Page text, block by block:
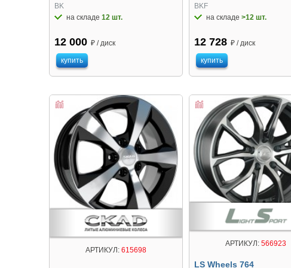
BK
на складе 12 шт.
12 000 ₽ / диск
купить
BKF
на складе >12 шт.
12 728 ₽ / диск
купить
АРТИКУЛ:615698
АРТИКУЛ:566923
LS Wheels 764